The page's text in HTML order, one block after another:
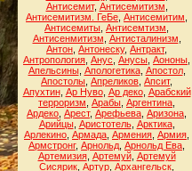
Антисемит, Антисемитизм
Антисемитизм. ГеБе Антисемитим
Антисемиты Антисемтизм
Антисенмитизм Антисталинизм
Антон Антонеску, Антракт,
Антропология Анус Анусы Аононы
Апельсины, Апологетика, Апостол,
Апостолы Апреликов Апсит,
Апухтин, Ар Нуво, Ар деко, Арабский
терроризм Арабы Аргентина
Ардеко Арест, Арефьева Аризона
Арийцы, Аристотель, Арктика,
Арлекино Армада Армения Армия
Армстронг, Арнольд Арнольд Ева
Артемизия, Артемуй, Артемуй
Сисярик Артур Архангельск